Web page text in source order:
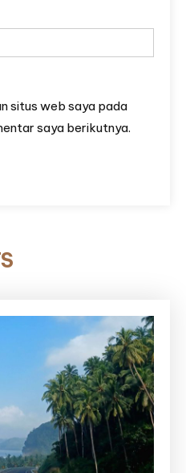
situs web saya pada
saya berikutnya.